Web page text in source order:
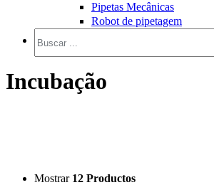
Pipetas Mecânicas
Robot de pipetagem
Incubação
Mostrar 12 Productos